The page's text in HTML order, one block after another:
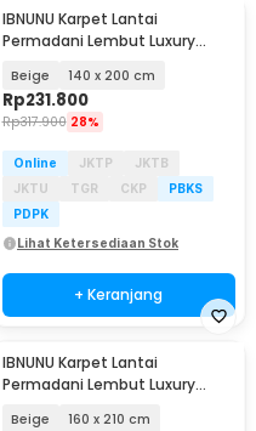
IBNUNU Karpet Lantai
Permadani Lembut Luxury
Beige 140 x 200 cm
Rp231.800
Rp317.900 28%
Online JKTP
JKTB
JKTU
TGR CKP
PBKS
PDPK
Lihat Ketersediaan Stok
+ Keranjang
IBNUNU Karpet Lantai
Permadani Lembut Luxury
Beige 160 x 210 cm